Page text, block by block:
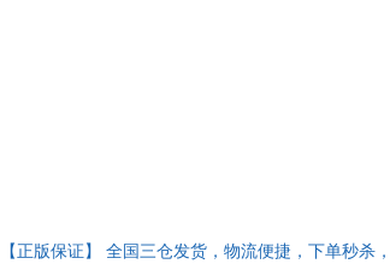
正版保证】 全国三仓发货，物流便捷，下单秒杀